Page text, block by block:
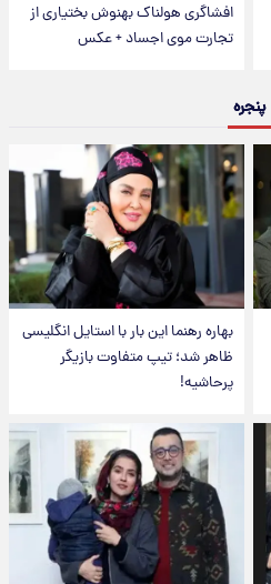
افشاگری هولناک بهنوش بختیاری از
تجارت موی اجساد + عکس
پنجره
بهاره رهنما این بار با استایل انگلیسی
ظاهر شد؛ تیپ متفاوت بازیگر
پرحاشیه!